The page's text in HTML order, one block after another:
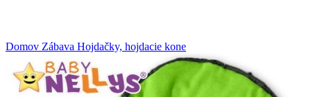
Domov Zábava Hojdačky, hojdacie kone